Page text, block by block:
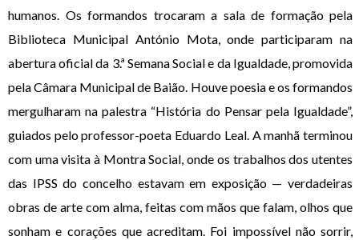
humanos. Os formandos trocaram a sala de formação pela
Biblioteca Municipal António Mota, onde participaram na
abertura oficial da 3.ª Semana Social e da Igualdade, promovida
pela Câmara Municipal de Baião. Houve poesia e os formandos
mergulharam na palestra “História do Pensar pela Igualdade”,
guiados pelo professor-poeta Eduardo Leal. A manhã terminou
com uma visita à Montra Social, onde os trabalhos dos utentes
das IPSS do concelho estavam em exposição — verdadeiras
obras de arte com alma, feitas com mãos que falam, olhos que
sonham e corações que acreditam. Foi impossível não sorrir,